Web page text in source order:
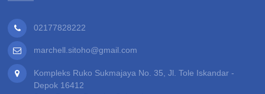
02177828222
marchell.sitoho@gmail.com
Kompleks Ruko Sukmajaya No. 35, Jl. Tole Iskandar -
Depok 16412